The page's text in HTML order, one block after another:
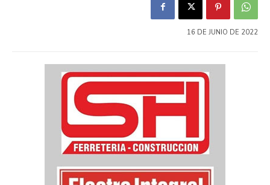
16 DE JUNIO DE 2022